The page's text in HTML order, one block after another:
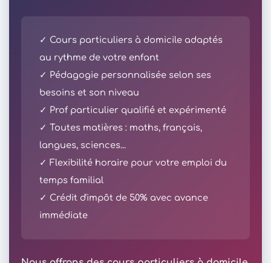
✓ Cours particuliers à domicile adaptés
au rythme de votre enfant
✓ Pédagogie personnalisée selon ses
besoins et son niveau
✓ Prof particulier qualifié et expérimenté
✓ Toutes matières : maths, français,
langues, sciences...
✓ Flexibilité horaire pour votre emploi du
temps familial
✓ Crédit d'impôt de 50% avec avance
immédiate